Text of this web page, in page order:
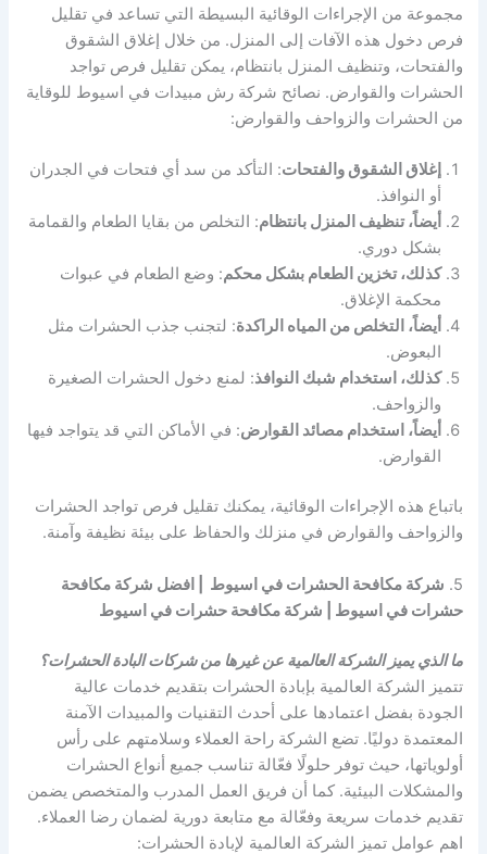
مجموعة من الإجراءات الوقائية البسيطة التي تساعد في تقليل
فرص دخول هذه الآفات إلى المنزل. من خلال إغلاق الشقوق
والفتحات، وتنظيف المنزل بانتظام، يمكن تقليل فرص تواجد
الحشرات والقوارض. نصائح شركة رش مبيدات في اسيوط للوقاية
من الحشرات والزواحف والقوارض:
إغلاق الشقوق والفتحات: التأكد من سد أي فتحات في الجدران
أو النوافذ.
أيضاً، تنظيف المنزل بانتظام: التخلص من بقايا الطعام والقمامة
بشكل دوري.
كذلك، تخزين الطعام بشكل محكم: وضع الطعام في عبوات
محكمة الإغلاق.
أيضاً، التخلص من المياه الراكدة: لتجنب جذب الحشرات مثل
البعوض.
كذلك، استخدام شبك النوافذ: لمنع دخول الحشرات الصغيرة
والزواحف.
أيضاً، استخدام مصائد القوارض: في الأماكن التي قد يتواجد فيها
القوارض.
باتباع هذه الإجراءات الوقائية، يمكنك تقليل فرص تواجد الحشرات
والزواحف والقوارض في منزلك والحفاظ على بيئة نظيفة وآمنة.
5. شركة مكافحة الحشرات في اسيوط | افضل شركة مكافحة
حشرات في اسيوط | شركة مكافحة حشرات في اسيوط
ما الذي يميز الشركة العالمية عن غيرها من شركات البادة الحشرات؟
تتميز الشركة العالمية بإبادة الحشرات بتقديم خدمات عالية
الجودة بفضل اعتمادها على أحدث التقنيات والمبيدات الآمنة
المعتمدة دوليًا. تضع الشركة راحة العملاء وسلامتهم على رأس
أولوياتها، حيث توفر حلولًا فعّالة تناسب جميع أنواع الحشرات
والمشكلات البيئية. كما أن فريق العمل المدرب والمتخصص يضمن
تقديم خدمات سريعة وفعّالة مع متابعة دورية لضمان رضا العملاء.
اهم عوامل تميز الشركة العالمية لإبادة الحشرات: